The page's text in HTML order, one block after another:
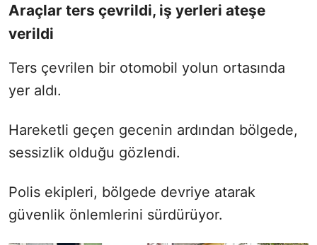
Araçlar ters çevrildi, iş yerleri ateşe
verildi
Ters çevrilen bir otomobil yolun ortasında
yer aldı.
Hareketli geçen gecenin ardından bölgede,
sessizlik olduğu gözlendi.
Polis ekipleri, bölgede devriye atarak
güvenlik önlemlerini sürdürüyor.